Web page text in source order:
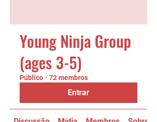
Young Ninja Group
(ages 3-5)
Público · 72 membros
Entrar